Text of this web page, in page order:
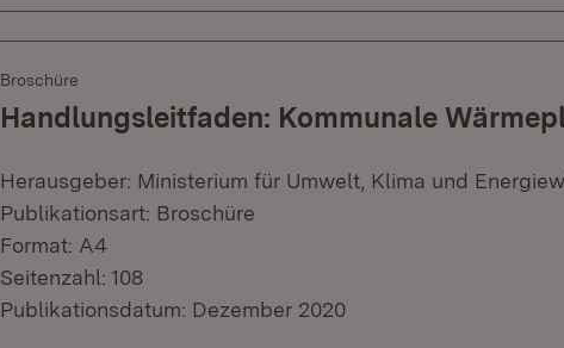
Broschüre
Handlungsleitfaden: Kommunale
Herausgeber: Ministerium für Umwelt, Klima und
Publikationsart: Broschüre
Format: A4
Seitenzahl: 108
Publikationsdatum: Dezember 2020